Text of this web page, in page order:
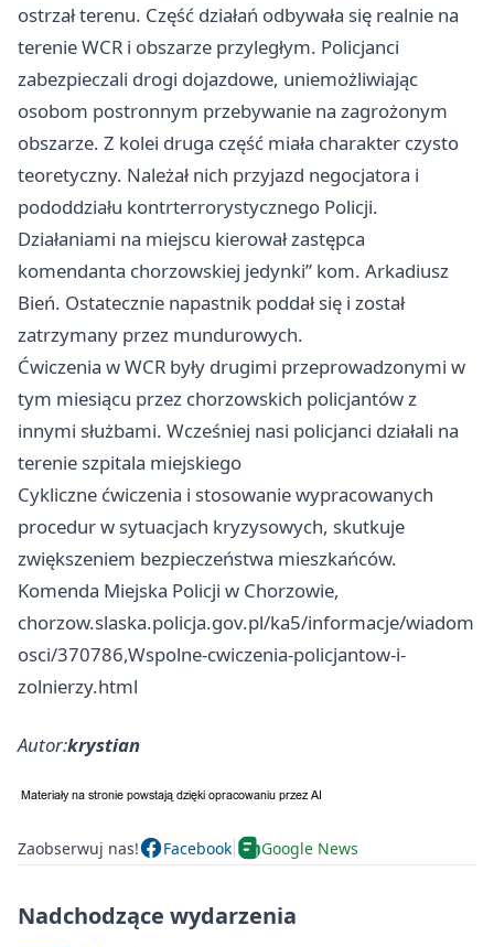
ostrzał terenu. Część działań odbywała się realnie na
terenie WCR i obszarze przyległym. Policjanci
zabezpieczali drogi dojazdowe, uniemożliwiając
osobom postronnym przebywanie na zagrożonym
obszarze. Z kolei druga część miała charakter czysto
teoretyczny. Należał nich przyjazd negocjatora i
pododdziału kontrterrorystycznego Policji.
Działaniami na miejscu kierował zastępca
komendanta chorzowskiej jedynki” kom. Arkadiusz
Bień. Ostatecznie napastnik poddał się i został
zatrzymany przez mundurowych.
Ćwiczenia w WCR były drugimi przeprowadzonymi w
tym miesiącu przez chorzowskich policjantów z
innymi służbami. Wcześniej nasi policjanci działali na
terenie szpitala miejskiego
Cykliczne ćwiczenia i stosowanie wypracowanych
procedur w sytuacjach kryzysowych, skutkuje
zwiększeniem bezpieczeństwa mieszkańców.
Komenda Miejska Policji w Chorzowie,
chorzow.slaska.policja.gov.pl/ka5/informacje/wiadom
osci/370786,Wspolne-cwiczenia-policjantow-i-
zolnierzy.html
Autor:krystian
Zaobserwuj nas! Facebook Google News
Nadchodzące wydarzenia